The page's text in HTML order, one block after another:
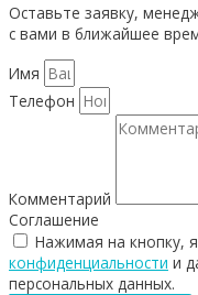
Оставьте заявку,
с вами в ближайшее
Имя
Телефон
Комментарий
Соглашение
Нажимая на кнопку,
конфиденциальности и
персональных данных.